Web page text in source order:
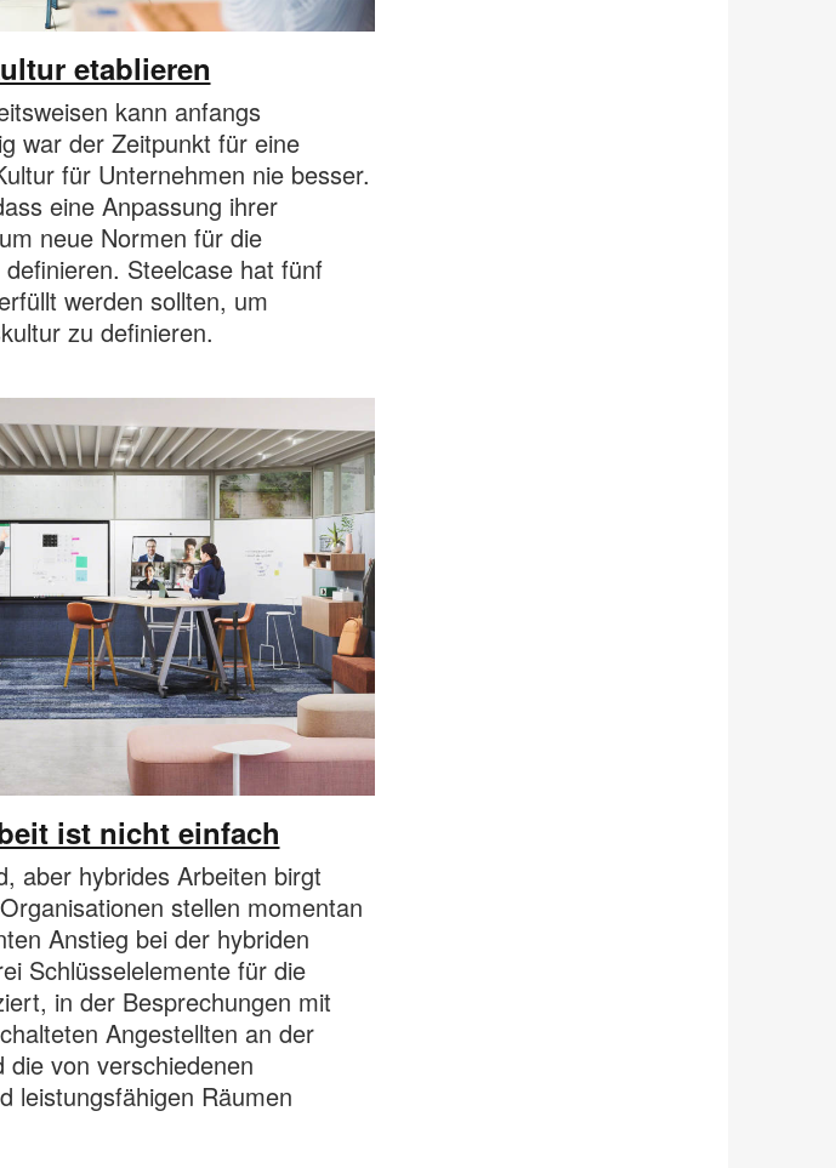
etablieren
kann anfangs
war der Zeitpunkt für eine
für Unternehmen nie besser.
eine Anpassung ihrer
neue Normen für die
Steelcase hat fünf
werden sollten, um
zu definieren.
ist nicht einfach
aber hybrides Arbeiten birgt
stellen momentan
Anstieg bei der hybriden
Schlüsselelemente für die
in der Besprechungen mit
Angestellten an der
die von verschiedenen
leistungsfähigen Räumen